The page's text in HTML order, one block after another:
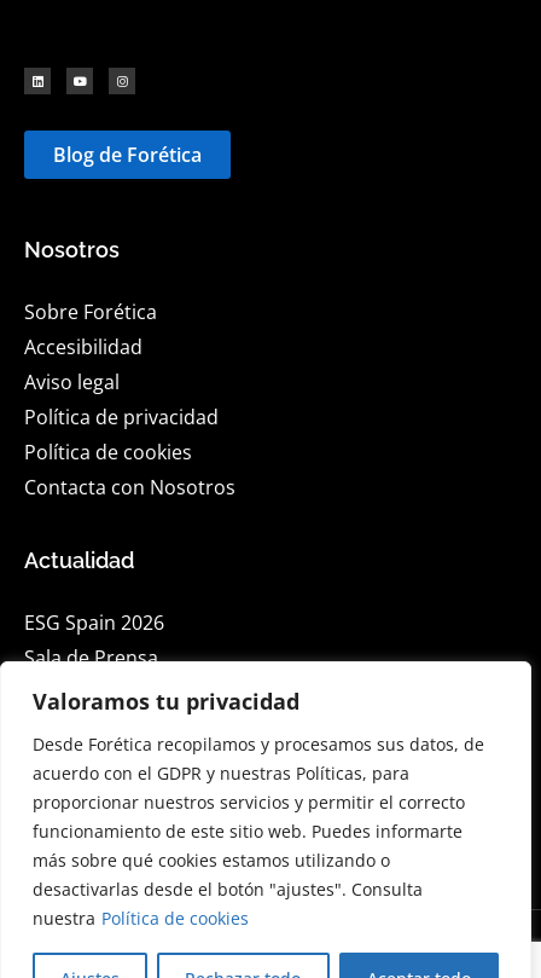
Valoramos tu privacidad
Desde Forética recopilamos y procesamos sus datos, de
acuerdo con el GDPR y nuestras Políticas, para
proporcionar nuestros servicios y permitir el correcto
funcionamiento de este sitio web. Puedes informarte
más sobre qué cookies estamos utilizando o
desactivarlas desde el botón "ajustes". Consulta
nuestra Política de cookies
Blog de Forética
Nosotros
Sobre Forética
Accesibilidad
Aviso legal
Política de privacidad
Política de cookies
Contacta con Nosotros
Actualidad
ESG Spain 2026
Sala de Prensa
Blog
Suscríbete a nuestra Newsletter en Linkedin
© 2026 Forética. Todos los derechos reservados